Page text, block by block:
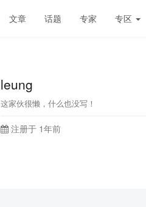
文章 话题 专家 专区
leung
这家伙很懒，什么也没写！
注册于 1年前